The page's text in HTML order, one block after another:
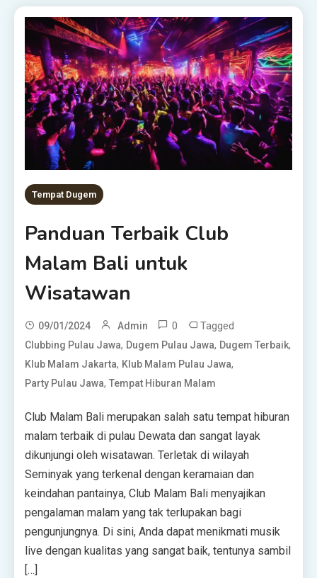
Tempat Dugem
Panduan Terbaik Club
Malam Bali untuk
Wisatawan
09/01/2024 Admin 0 Tagged
Clubbing Pulau Jawa, Dugem Pulau Jawa, Dugem Terbaik,
Klub Malam Jakarta, Klub Malam Pulau Jawa,
Party Pulau Jawa,Tempat Hiburan Malam
Club Malam Bali merupakan salah satu tempat hiburan
malam terbaik di pulau Dewata dan sangat layak
dikunjungi oleh wisatawan. Terletak di wilayah
Seminyak yang terkenal dengan keramaian dan
keindahan pantainya, Club Malam Bali menyajikan
pengalaman malam yang tak terlupakan bagi
pengunjungnya. Di sini, Anda dapat menikmati musik
live dengan kualitas yang sangat baik, tentunya sambil
[…]